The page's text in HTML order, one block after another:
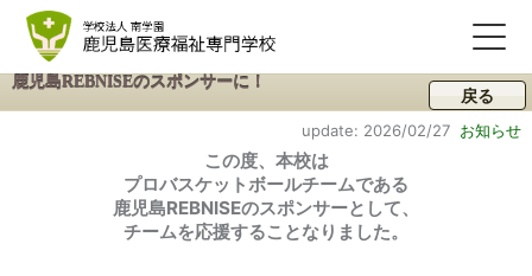
鹿児島REBNISEのスポンサーに！
戻る
update: 2026/02/27 お知らせ
この度、本校は
プロバスケットボールチームである
鹿児島REBNISEのスポンサーとして、
チームを応援することなりました。